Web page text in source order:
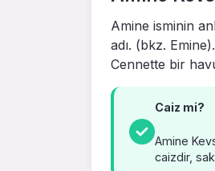
Amine isminin
adı. (bkz.
Cennette bir
Caiz mi?
Amine
caizdir,